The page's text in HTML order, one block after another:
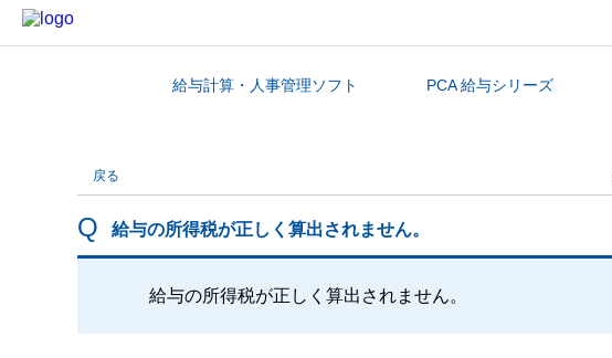
カテゴリから探す給与計算・人事管理ソフト PCA 給与シリーズ
戻る
給与の所得税が正しく算出されません。
給与の所得税が正しく算出されません。